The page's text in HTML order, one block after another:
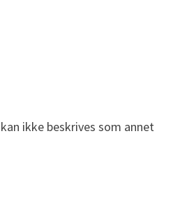
ikke beskrives som annet